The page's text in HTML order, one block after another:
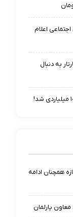
اعلام
به دنبال
همچنان ادامه
پارلمان